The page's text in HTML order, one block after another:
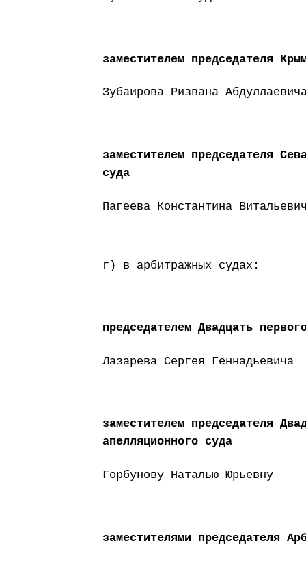
заместителем председателя
Зубаирова Ризвана
заместителем председателя
суда
Пагеева Константина
г) в арбитражных судах:
председателем Двадцать
Лазарева Сергея Геннадьевича
заместителем председателя
апелляционного суда
Горбунову Наталью Юрьевну
заместителями председателя